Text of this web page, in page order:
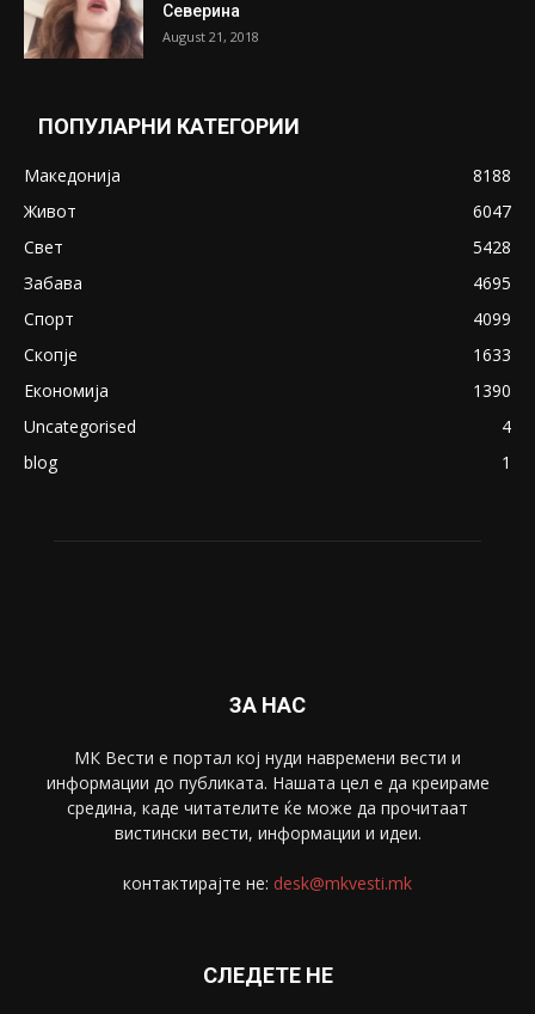
Северина
August 21, 2018
ПОПУЛАРНИ КАТЕГОРИИ
Македонија
8188
Живот
6047
Свет
5428
Забава
4695
Спорт
4099
Скопје
1633
Економија
1390
Uncategorised
4
blog
1
ЗА НАС
МК Вести е портал коj нуди навремени вести и
информации до публиката. Нашата цел е да креираме
средина, каде читателите ќе може да прочитаат
вистински вести, информации и идеи.
контактирајте не: desk@mkvesti.mk
СЛЕДЕТЕ НЕ